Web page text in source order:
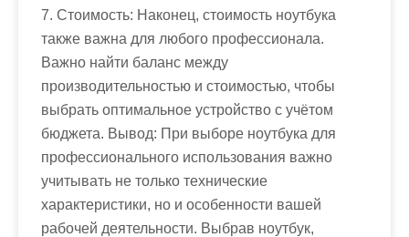
7. Стоимость: Наконец, стоимость ноутбука
также важна для любого профессионала.
Важно найти баланс между
производительностью и стоимостью, чтобы
выбрать оптимальное устройство с учётом
бюджета. Вывод: При выборе ноутбука для
профессионального использования важно
учитывать не только технические
характеристики, но и особенности вашей
рабочей деятельности. Выбрав ноутбук,